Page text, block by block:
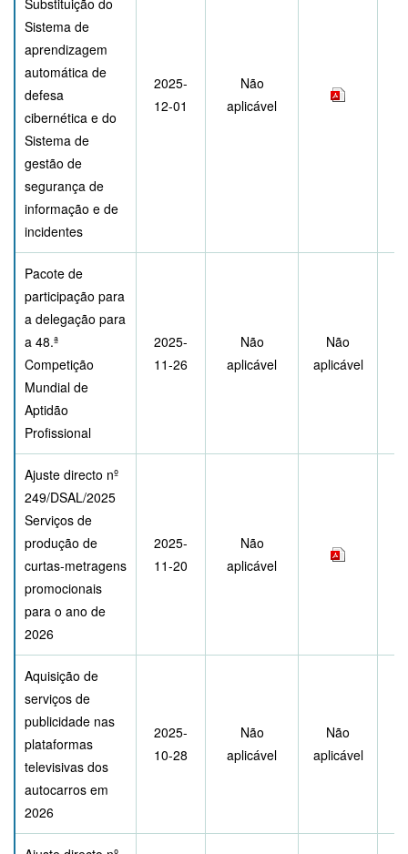
Substituição do
Sistema de
aprendizagem
automática de
defesa
cibernética e do
Sistema de
gestão de
segurança de
informação e de
incidentes
2025-
12-01
Não
aplicável
Pacote de
participação para
a delegação para
a 48.ª
Competição
Mundial de
Aptidão
Profissional
2025-
11-26
Não
aplicável
Não
aplicável
Ajuste directo nº
249/DSAL/2025
Serviços de
produção de
curtas‑metragens
promocionais
para o ano de
2026
2025-
11-20
Não
aplicável
Aquisição de
serviços de
publicidade nas
plataformas
televisivas dos
autocarros em
2026
2025-
10-28
Não
aplicável
Não
aplicável